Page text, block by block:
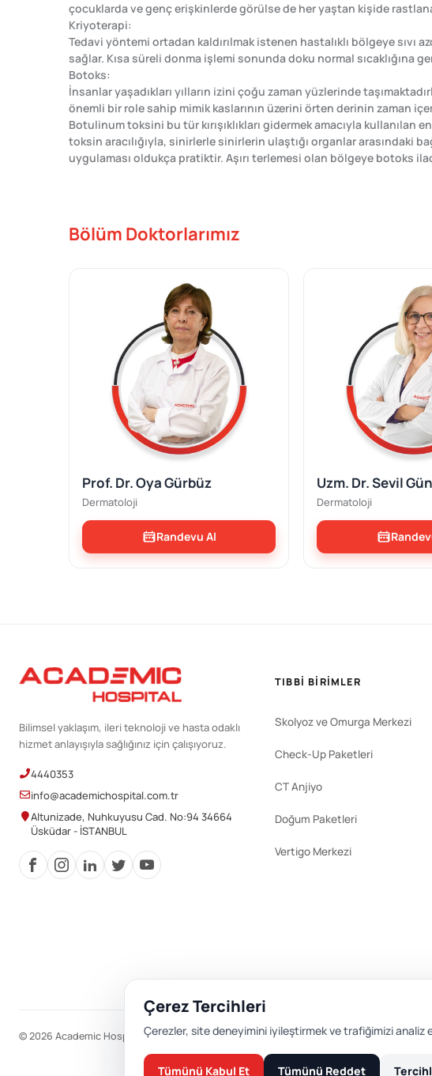
çocuklarda ve genç erişkinlerde görülse de her yaştan kişide
Kriyoterapi:
Tedavi yöntemi ortadan kaldırılmak istenen hastalıklı bölgeye sıvı
sağlar. Kısa süreli donma işlemi sonunda doku normal sıcaklığına
Botoks:
İnsanlar yaşadıkları yılların izini çoğu zaman yüzlerinde
önemli bir role sahip mimik kaslarının üzerini örten derinin zaman
Botulinum toksini bu tür kırışıklıkları gidermek amacıyla
toksin aracılığıyla, sinirlerle sinirlerin ulaştığı organlar arasındaki
uygulaması oldukça pratiktir. Aşırı terlemesi olan bölgeye botoks
Bölüm Doktorlarımız
Prof. Dr. Oya Gürbüz
Dermatoloji
Randevu Al
Uzm. Dr. Sevil
Dermatoloji
Bilimsel yaklaşım, ileri teknoloji ve hasta odaklı
hizmet anlayışıyla sağlığınız için çalışıyoruz.
4440353
info@academichospital.com.tr
Altunizade, Nuhkuyusu Cad. No:94 34664
Üsküdar - İSTANBUL
TIBBI BIRIMLER
Skolyoz ve Omurga Merkezi
Check-Up Paketleri
CT Anjiyo
Doğum Paketleri
Vertigo Merkezi
© 2026 Academic Hospital. Tüm hakları saklıdır.
Çerez Tercihleri
Çerezler, site deneyimini iyileştirmek ve trafiğimizi analiz
Tümünü Kabul Et Tümünü Reddet